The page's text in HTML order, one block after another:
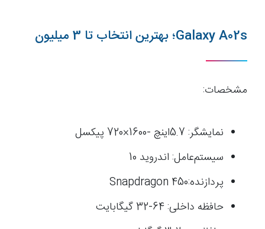
Galaxy A02s؛ بهترین انتخاب تا 3 میلیون
مشخصات:
نمایشگر: 5.7اینچ -1600×720 پیکسل
سیستم‌عامل: اندروید 10
پردازنده:Snapdragon 450
حافظه داخلی: 64-32 گیگابایت